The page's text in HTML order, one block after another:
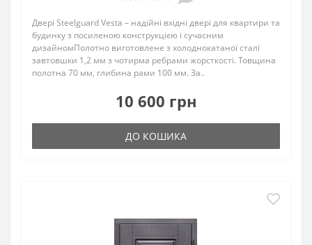
Двері Steelguard Vesta – надійні вхідні двері для квартири та
будинку з посиленою конструкцією і сучасним
дизайномПолотно виготовлене з холоднокатаної сталі
завтовшки 1,2 мм з чотирма ребрами жорсткості. Товщина
полотна 70 мм, глибина рами 100 мм. За..
10 600 грн
ДО КОШИКА